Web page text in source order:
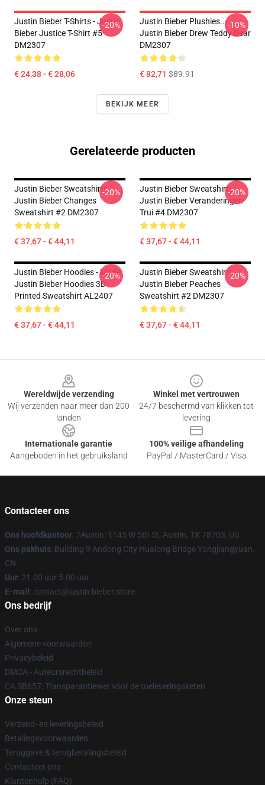
Justin Bieber T-Shirts - Justin
Bieber Justice T-Shirt #5
DM2307
€ 24,38 - € 28,06
-20%
Justin Bieber Plushies...
Justin Bieber Drew Teddy Bear
DM2307
€ 82,71 $89.91
-10%
BEKIJK MEER
Gerelateerde producten
Justin Bieber Sweatshirts -
Justin Bieber Changes
Sweatshirt #2 DM2307
€ 37,67 - € 44,11
-20%
Justin Bieber Sweatshirts -
Justin Bieber Veranderingen
Trui #4 DM2307
€ 37,67 - € 44,11
-20%
Justin Bieber Hoodies - Mode
Justin Bieber Hoodies 3D
Printed Sweatshirt AL2407
€ 37,67 - € 44,11
-20%
Justin Bieber Sweatshirts -
Justin Bieber Peaches
Sweatshirt #2 DM2307
€ 37,67 - € 44,11
-20%
Wereldwijde verzending
Wij verzenden naar meer dan 200
landen
Winkel met vertrouwen
24/7 beschermd van klikken tot
levering
Internationale garantie
Aangeboden in het gebruiksland
100% veilige afhandeling
PayPal / MasterCard / Visa
Contacteer ons
Ons hoofdkantoor: 7Austin: 1145 W 5th St, Austin, TX 78703, US
Ons pakhuis: Building 9 Andong City Hualong Bridge Yongjiangyuan,
CN
Uur: 21.00 uur 5.00 uur
E-mail : contact@justin-bieber.store
Ons bedrijf
Over ons
Algemene voorwaarden
Privacybeleid
DMCA - Auteursrechtbeleid
CA SB657: Transparantiewet voor de toeleveringsketen
Onze steun
Verzend- en leveringsbeleid
Betalingsvoorwaarden
Teruggave & terugbetalingsbeleid
Contacteer ons
Klantenhulp (FAQ)